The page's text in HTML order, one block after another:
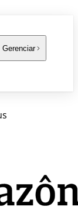
Gerenciar